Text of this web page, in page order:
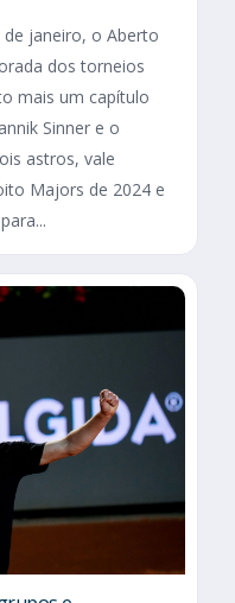
janeiro, o Aberto
dos torneios
mais um capítulo
Sinner e o
astros, vale
Majors de 2024 e